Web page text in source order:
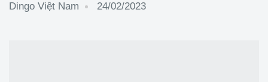
Dingo Việt Nam 24/02/2023